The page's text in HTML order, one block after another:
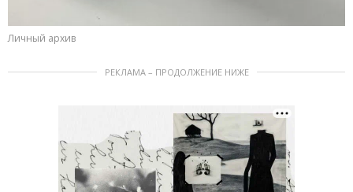
Личный архив
РЕКЛАМА – ПРОДОЛЖЕНИЕ НИЖЕ